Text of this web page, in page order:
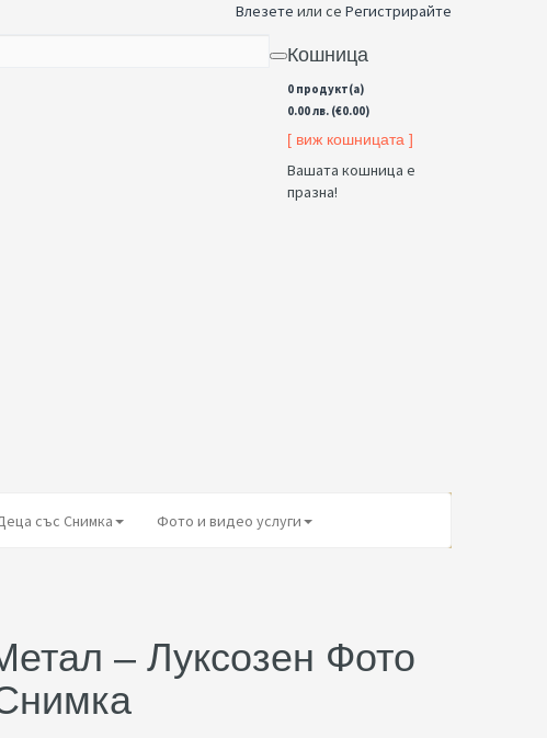
Влезете или се Регистрирайте
Кошница
0 продукт(а)
0.00 лв. (€0.00)
[ виж кошницата ]
Вашата кошница е
празна!
със Снимка Фото и видео услуги
– Луксозен Фото